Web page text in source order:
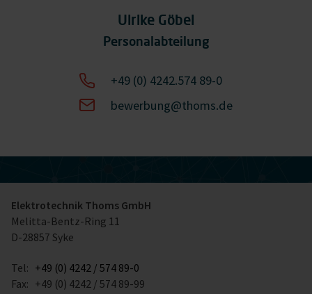
Ulrike Göbel
Personalabteilung
+49 (0) 4242.574 89-0
bewerbung@thoms.de
Elektrotechnik Thoms GmbH
Melitta-Bentz-Ring 11
D-28857 Syke
Tel: +49 (0) 4242 / 574 89-0
Fax: +49 (0) 4242 / 574 89-99